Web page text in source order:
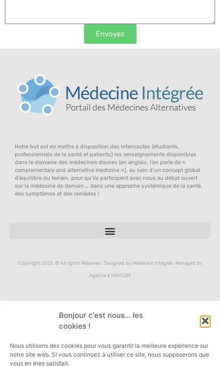
Bonjour c'est nous... les
cookies !
Nous utilisons des cookies pour vous garantir la meilleure expérience sur
notre site web. Si vous continuez à utiliser ce site, nous supposerons que
vous en êtes satisfait.
Envoyez
Notre but est de mettre à disposition des internautes (étudiants,
professionnels de la santé et patients) les renseignements disponibles
dans le domaine des médecines douces (en anglais, l’on parle de «
complementary and alternative medicine »), au sein d’un concept global
d’équilibre du terrain, pour qu’ils participent avec nous au débat ouvert
sur la médecine de demain … dans une approche systémique de la santé,
des symptômes et des remèdes !
Copyright 2026 © All rights Reserved. Designed by Médecine Intégrée, Managed by
Agence KYRACOM